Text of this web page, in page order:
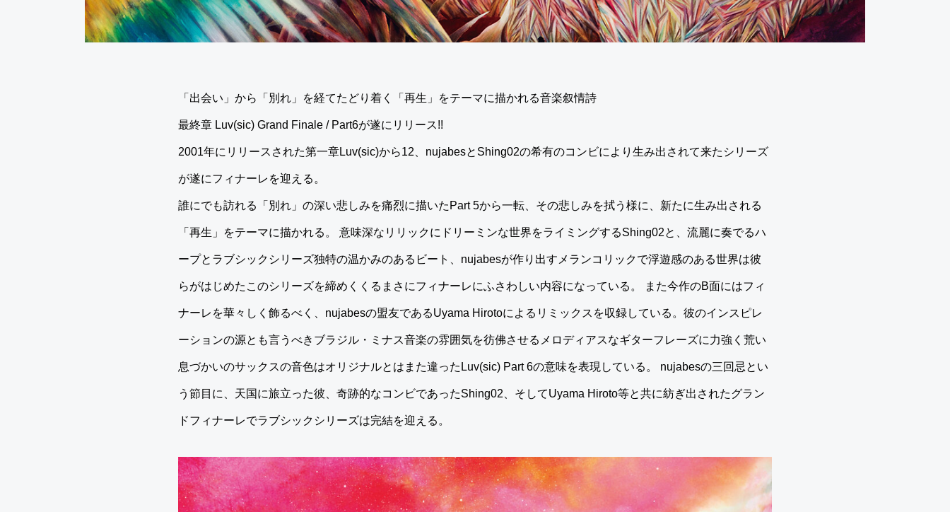
「出会い」から「別れ」を経てたどり着く「再生」をテーマに描かれる音楽叙情詩
最終章 Luv(sic) Grand Finale / Part6が遂にリリース!!
2001年にリリースされた第一章Luv(sic)から12、nujabesとShing02の希有のコンビにより生み出されて来たシリーズ
が遂にフィナーレを迎える。
誰にでも訪れる「別れ」の深い悲しみを痛烈に描いたPart 5から一転、その悲しみを拭う様に、新たに生み出される
「再生」をテーマに描かれる。 意味深なリリックにドリーミンな世界をライミングするShing02と、流麗に奏でるハ
ープとラブシックシリーズ独特の温かみのあるビート、nujabesが作り出すメランコリックで浮遊感のある世界は彼
らがはじめたこのシリーズを締めくくるまさにフィナーレにふさわしい内容になっている。 また今作のB面にはフィ
ナーレを華々しく飾るべく、nujabesの盟友であるUyama Hirotoによるリミックスを収録している。彼のインスピレ
ーションの源とも言うべきブラジル・ミナス音楽の雰囲気を彷佛させるメロディアスなギターフレーズに力強く荒い
息づかいのサックスの音色はオリジナルとはまた違ったLuv(sic) Part 6の意味を表現している。 nujabesの三回忌とい
う節目に、天国に旅立った彼、奇跡的なコンビであったShing02、そしてUyama Hiroto等と共に紡ぎ出されたグラン
ドフィナーレでラブシックシリーズは完結を迎える。